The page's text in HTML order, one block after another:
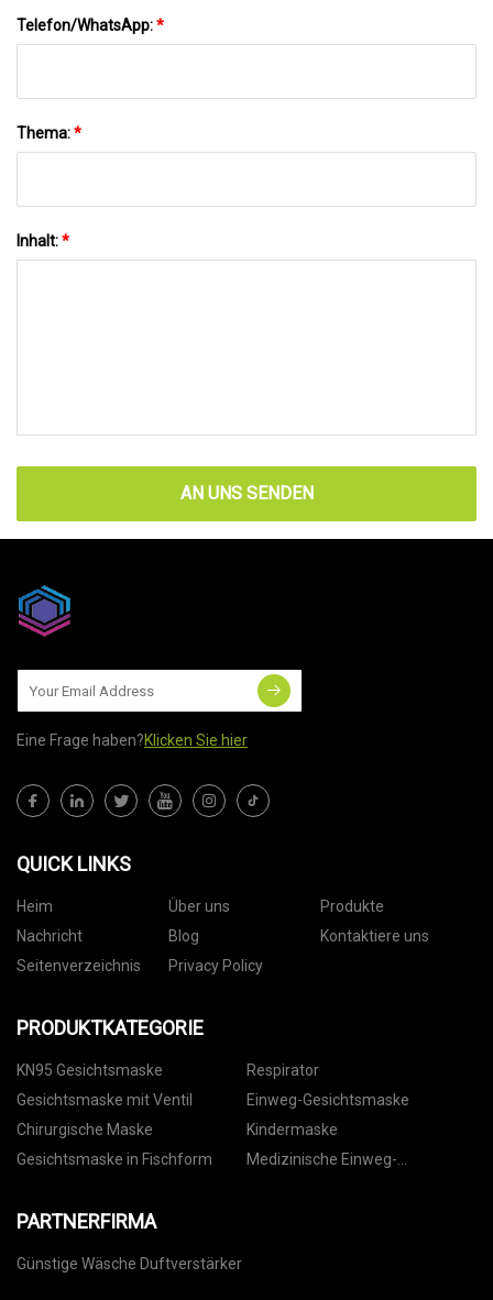
Telefon/WhatsApp:*
Thema:*
Inhalt:*
AN UNS SENDEN
Eine Frage haben?Klicken Sie hier
QUICK LINKS
Heim Über uns
Produkte
Nachricht
Blog
Kontaktiere uns
Seitenverzeichnis
Privacy Policy
PRODUKTKATEGORIE
KN95 Gesichtsmaske
Respirator
Gesichtsmaske mit Ventil
Einweg-Gesichtsmaske
Chirurgische Maske
Kindermaske
Gesichtsmaske in Fischform
Medizinische Einweg-
PARTNERFIRMA
Günstige Wäsche Duftverstärker